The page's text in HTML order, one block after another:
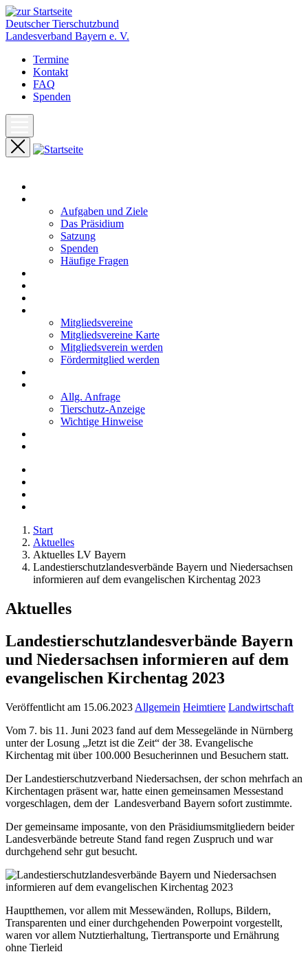
Deutscher Tierschutzbund
Landesverband Bayern e. V.
Termine
Kontakt
FAQ
Spenden
Aufgaben und Ziele
Das Präsidium
Satzung
Spenden
Häufige Fragen
Mitgliedsvereine
Mitgliedsvereine Karte
Mitgliedsverein werden
Fördermitglied werden
Allg. Anfrage
Tierschutz-Anzeige
Wichtige Hinweise
Start
Aktuelles
Aktuelles LV Bayern
Landestierschutzlandesverbände Bayern und Niedersachsen
informieren auf dem evangelischen Kirchentag 2023
Aktuelles
Landestierschutzlandesverbände Bayern
und Niedersachsen informieren auf dem
evangelischen Kirchentag 2023
Veröffentlicht am 15.06.2023 Allgemein Heimtiere Landwirtschaft
Vom 7. bis 11. Juni 2023 fand auf dem Messegelände in Nürnberg
unter der Losung „Jetzt ist die Zeit“ der 38. Evangelische
Kirchentag mit über 100.000 Besucherinnen und Besuchern statt.
Der Landestierschutzverband Niedersachsen, der schon mehrfach an
Kirchentagen präsent war, hatte einen gemeinsamen Messestand
vorgeschlagen, dem der Landesverband Bayern sofort zustimmte.
Der gemeinsame imposante, von den Präsidiumsmitgliedern beider
Landesverbände betreute Stand fand regen Zuspruch und war
durchgehend sehr gut besucht.
Hauptthemen, vor allem mit Messewänden, Rollups, Bildern,
Transparenten und einer durchgehenden Powerpoint vorgestellt,
waren vor allem Nutztierhaltung, Tiertransporte und Ernährung
ohne Tierleid